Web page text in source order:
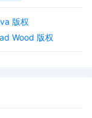
版权
Wood 版权